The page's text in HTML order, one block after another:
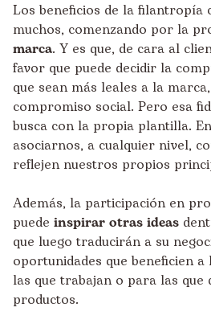
Los beneficios de la filantropía
muchos, comenzando por la
marca. Y es que, de cara al
favor que puede decidir la
que sean más leales a la
compromiso social. Pero esa
busca con la propia plantilla.
asociarnos, a cualquier nivel,
reflejen nuestros propios
Además, la participación en
puede inspirar otras ideas
que luego traducirán a su
oportunidades que beneficien a
las que trabajan o para las que
productos.